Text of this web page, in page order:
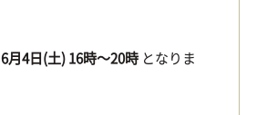
6月4日(土) 16時～20時となりま